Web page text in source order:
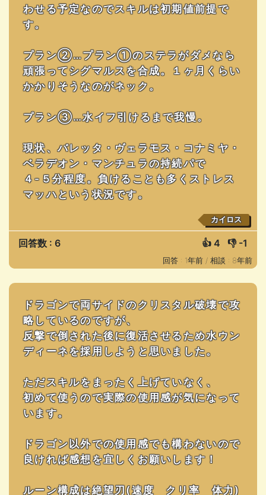
わせる予定なのでスキルは初期値前提で
す。
プラン②…プラン①のステラがダメなら
頑張ってシグマルスを合成。１ヶ月くらい
かかりそうなのがネック。
プラン③…水イフ引けるまで我慢。
現状、バレッタ・ヴェラモス・コナミヤ・
ベラデオン・マンチュラの持続パで
４-５分程度。負けることも多くストレス
マッハという状況です。
カイロス
回答数 : 6 👍 4 👎 -1
回答 : 1年前 / 相談 : 8年前
ドラゴンで両サイドのクリスタル破壊で攻
略しているのですが、
反撃で倒された後に復活させるため水ウン
ディーネを採用しようと思いました。
ただスキルをまったく上げていなく、
初めて使うので実際の使用感が気になって
います。
ドラゴン以外での使用感でも構わないので
良ければ感想を宜しくお願いします！
ルーン構成は絶望刃(速度 クリ率 体力)